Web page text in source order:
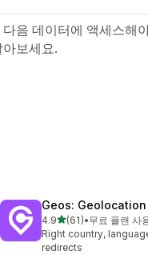
음 데이터에 액세스해
보세요.
Geos:
4.9별 5개 중
(61)
총 리뷰 61개
•무료 플랜 사
Right country,
redirects